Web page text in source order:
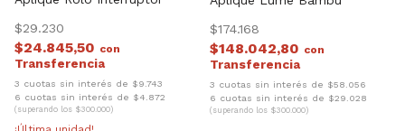
$29.230
$24.845,50 con
3 cuotas sin interés de $9.743
6 cuotas sin interés de $4.872
(superando los $300.000)
$174.168
$148.042,80 con
3 cuotas sin interés de $58.056
6 cuotas sin interés de $29.028
(superando los $300.000)